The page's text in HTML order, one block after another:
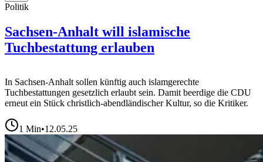
Politik
Sachsen-Anhalt will islamische
Tuchbestattung erlauben
In Sachsen-Anhalt sollen künftig auch islamgerechte
Tuchbestattungen gesetzlich erlaubt sein. Damit beerdige die CDU
erneut ein Stück christlich-abendländischer Kultur, so die Kritiker.
1 Min•12.05.25